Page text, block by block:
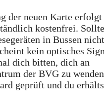
der neuen Karte erfolgt
kostenfrei.
in Bussen
kein optisches
dich bitten, dich an
der BVG zu
geprüft und du